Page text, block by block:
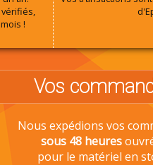
!
Vos
Nous expédions vos
sous 48 heures
pour le matériel en